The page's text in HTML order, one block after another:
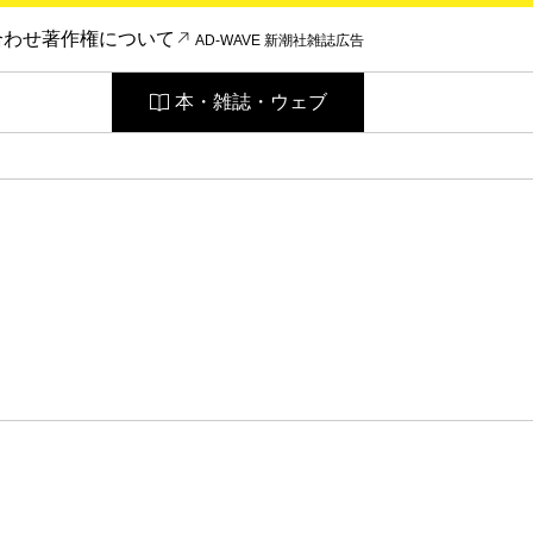
わせ著作権について AD-WAVE 新潮社雑誌広告
本・雑誌・ウェブ